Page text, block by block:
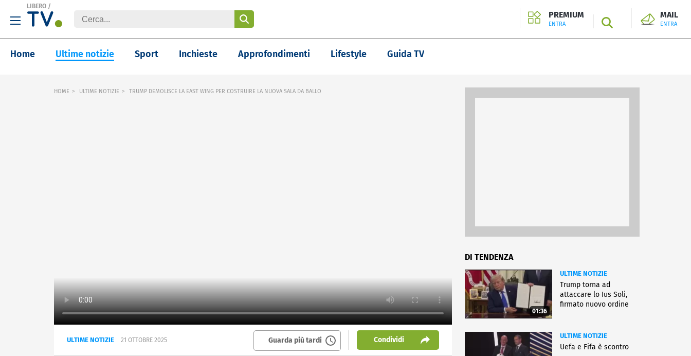
LIBERO /
PREMIUM
ENTRA SEARCH
MAIL
ENTRA
Home Ultime notizie Sport Inchieste Approfondimenti Lifestyle Guida TV
HOME ULTIME NOTIZIE TRUMP DEMOLISCE LA EAST WING PER COSTRUIRE LA NUOVA SALA DA BALLO
ULTIME NOTIZIE 21 OTTOBRE 2025 Guarda più tardi Condividi
DI TENDENZA
01:36
ULTIME NOTIZIE
Trump torna ad
attaccare lo Ius Soli,
firmato nuovo ordine
ULTIME NOTIZIE
Uefa e Fifa è scontro